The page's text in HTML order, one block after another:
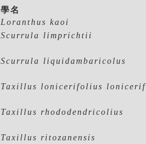
學名
Loranthus kaoi
Scurrula limprichtii
Scurrula liquidambaricolus
Taxillus lonicerifolius
Taxillus rhododendricolius
Taxillus ritozanensis